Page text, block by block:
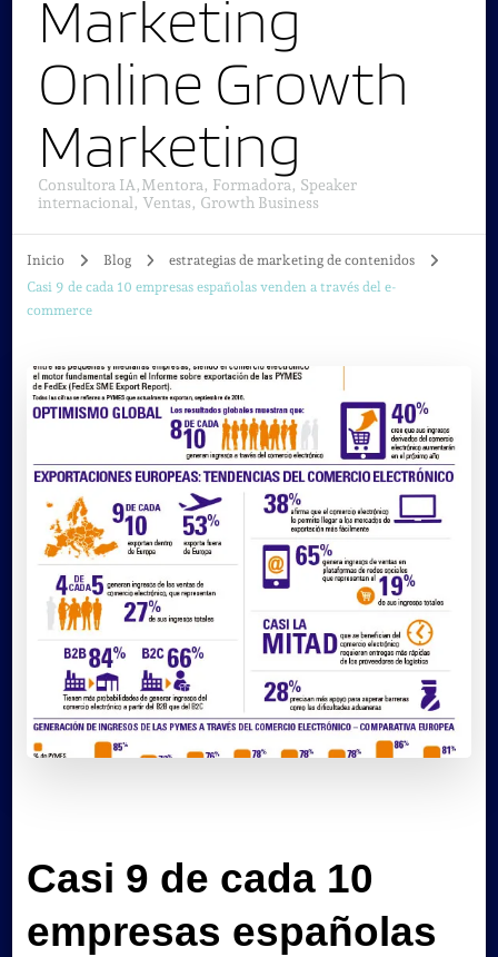
Marketing
Online Growth
Marketing
Consultora IA,Mentora, Formadora, Speaker
internacional, Ventas, Growth Business
Inicio Blog
estrategias de marketing de contenidos
Casi 9 de cada 10 empresas españolas venden a través del e-
commerce
Casi 9 de cada 10
empresas españolas